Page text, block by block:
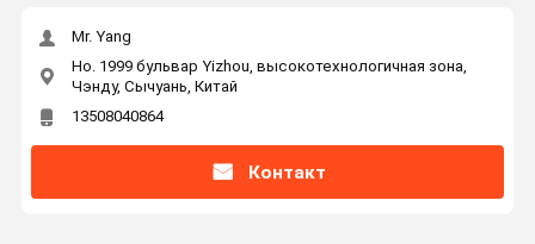
Mr. Yang
Но. 1999 бульвар Yizhou, высокотехнологичная зона,
Чэнду, Сычуань, Китай
13508040864
Контакт